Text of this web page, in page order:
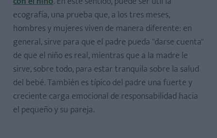
ecografía, una prueba que, a los tres meses,
hombres y mujeres viven de manera diferente: en
general, sirve para que el padre pueda "darse cuenta"
de que el niño es real, mientras que a la madre le
sirve, sobre todo, para estar tranquila sobre la salud
del bebé. También es típico del padre una fuerte y
creciente carga emocional de responsabilidad hacia
el pequeño y su pareja.